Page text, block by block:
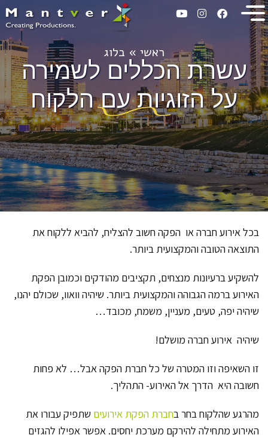
ראשי » בלוג
עשרת הכללים לשמירה
על הזוגיות עם הלקוח
בכל אירוע חברה או הפקה חשוב להצליח, להביא ללקוח את
התוצאה הטובה והמקצועית ביותר.
להשקיע ברעיונות מנצחים, תקציבים מהודקים וכמובן הפקת
האירוע ברמה הגבוהה והמקצועית ביותר. שיהיה וואוו, שכולם יהנו,
שיהיה יפה, טעים, מעניין, משמח, מכובד…
שיהיה אירוע חברה מושלם!
זו השאיפה וזו המטרה של כל חברת הפקה אבל… לא פחות
חשובה היא הדרך אל האירוע- התהליך.
מהרגע שהלקוח בחר בחברת הפקת אירועים שתפיק עבורו את
האירוע מתחילה להירקם מערכת יחסים. אפשר אפילו להגזים